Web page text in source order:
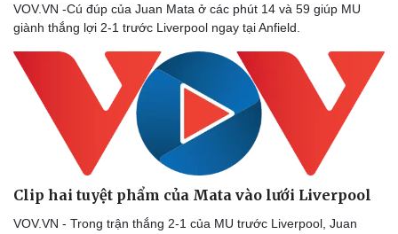
Doanh nghiệp 24h
Doanh nhân
Vì cộng đồng
Tin Công nghệ
Trải nghiệm
Chuyển đổi số
VOV.VN -Cú đúp của Juan Mata ở các phút 14 và 59 giúp MU
giành thắng lợi 2-1 trước Liverpool ngay tại Anfield.
Clip hai tuyệt phẩm của Mata vào lưới Liverpool
VOV.VN - Trong trận thắng 2-1 của MU trước Liverpool, Juan